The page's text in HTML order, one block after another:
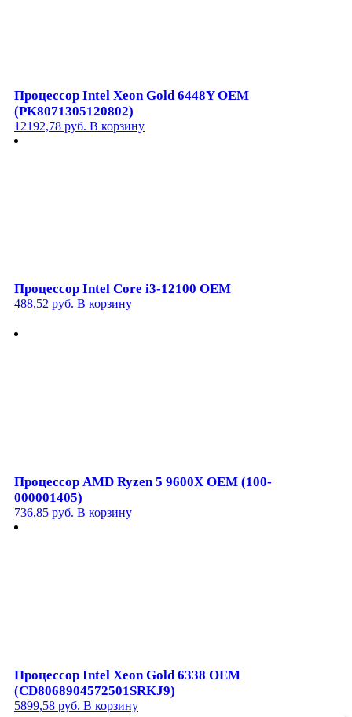
Процессор Intel Xeon Gold 6448Y OEM
(PK8071305120802)
12192,78 руб. В корзину
Процессор Intel Core i3-12100 OEM
488,52 руб. В корзину
Процессор AMD Ryzen 5 9600X OEM (100-
000001405)
736,85 руб. В корзину
Процессор Intel Xeon Gold 6338 OEM
(CD8068904572501SRKJ9)
5899,58 руб. В корзину